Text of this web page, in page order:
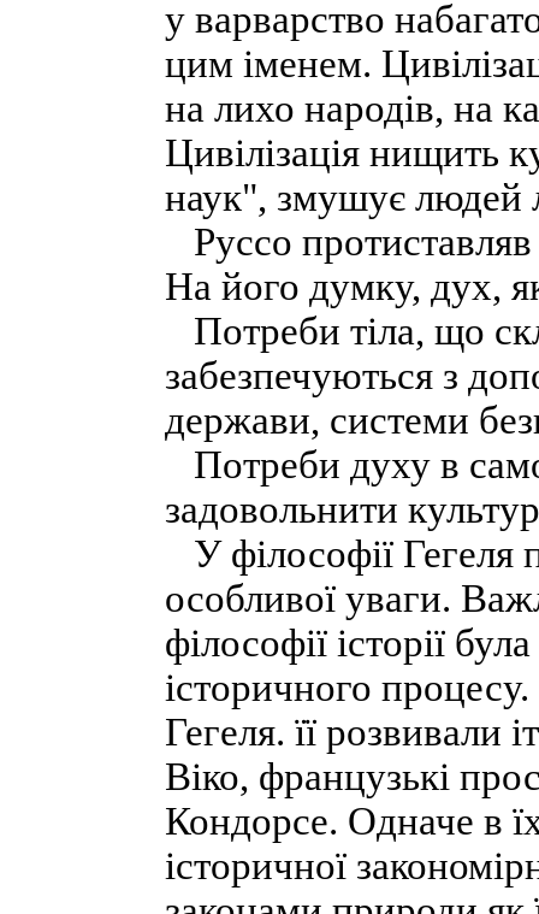
у варварство
цим іменем.
на лихо народів, на
Цивілізація нищить
наук", змушує людей
Руссо протиставляв
На його думку, дух,
Потреби тіла, що
забезпечуються з
держави, системи
Потреби духу в
задовольнити
У філософії Гегеля
особливої уваги.
філософії історії
історичного
Гегеля. її розвивали
Віко, французькі
Кондорсе. Одначе в
історичної